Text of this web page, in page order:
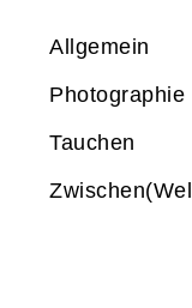
Allgemein
Photographie
Tauchen